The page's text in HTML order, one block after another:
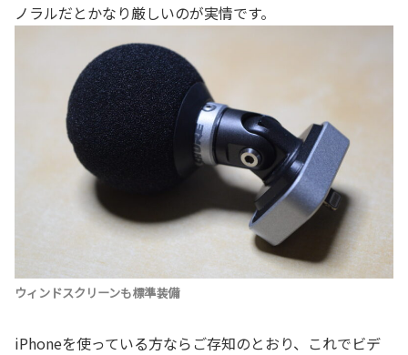
ノラルだとかなり厳しいのが実情です。
ウィンドスクリーンも標準装備
iPhoneを使っている方ならご存知のとおり、これでビデ